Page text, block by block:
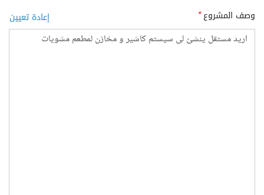
وصف المشروع* إعادة تعيين